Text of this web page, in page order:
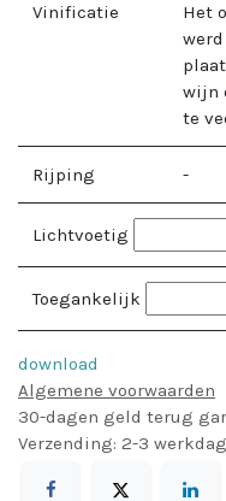
Vinificatie
Het
wijn
te
Rijping -
Lichtvoetig
Toegankelijk
download
Algemene voorwaarden
30-dagen geld terug
Verzending: 2-3